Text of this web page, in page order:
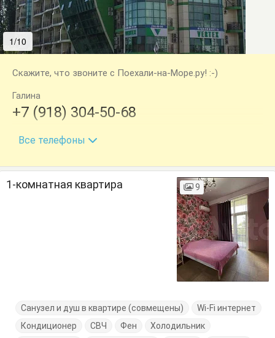
1/10
Скажите, что звоните с Поехали-на-Море.ру! :-)
Галина
+7 (918) 304-50-68
+7 (967) 641-06-36
Все телефоны
1-комнатная квартира 9
Санузел и душ в квартире (совмещены)
Wi-Fi интернет
Кондиционер
СВЧ Фен
Холодильник